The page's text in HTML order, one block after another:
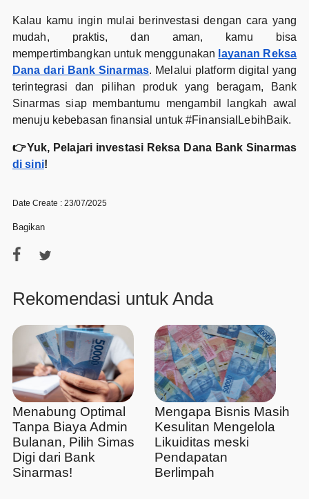
Kalau kamu ingin mulai berinvestasi dengan cara yang
mudah, praktis, dan aman, kamu bisa
mempertimbangkan untuk menggunakan layanan Reksa
Dana dari Bank Sinarmas. Melalui platform digital yang
terintegrasi dan pilihan produk yang beragam, Bank
Sinarmas siap membantumu mengambil langkah awal
menuju kebebasan finansial untuk #FinansialLebihBaik.
👉Yuk, Pelajari investasi Reksa Dana Bank Sinarmas
di sini!
Date Create : 23/07/2025
Bagikan
Rekomendasi untuk Anda
Menabung Optimal
Tanpa Biaya Admin
Bulanan, Pilih Simas
Digi dari Bank
Sinarmas!
Mengapa Bisnis Masih
Kesulitan Mengelola
Likuiditas meski
Pendapatan
Berlimpah